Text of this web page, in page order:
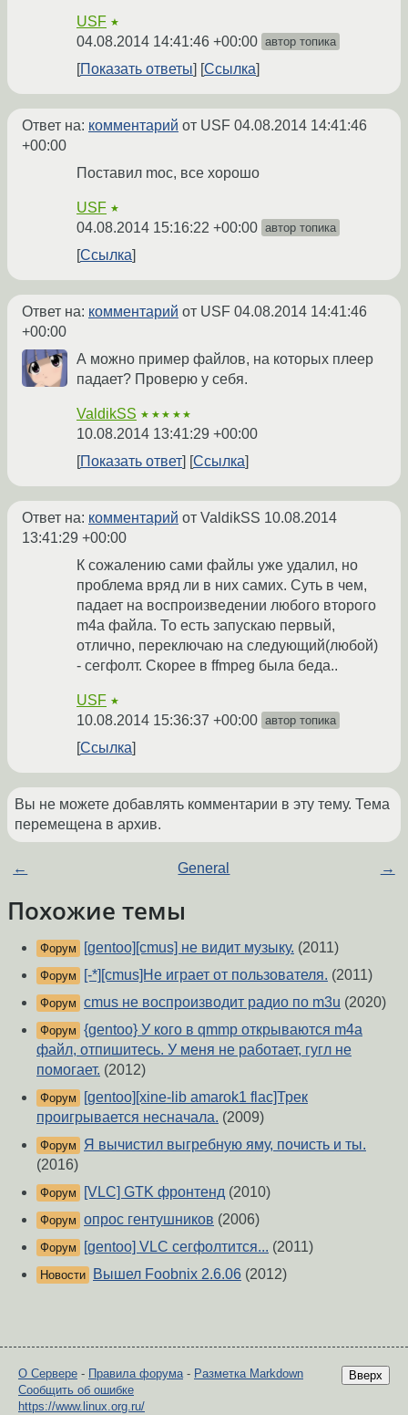
USF ★
04.08.2014 14:41:46 +00:00 автор топика
Показать ответы Ссылка
Ответ на: комментарий от USF 04.08.2014 14:41:46
+00:00
Поставил moc, все хорошо
USF ★
04.08.2014 15:16:22 +00:00 автор топика
Ссылка
Ответ на: комментарий от USF 04.08.2014 14:41:46
+00:00
А можно пример файлов, на которых плеер
падает? Проверю у себя.
ValdikSS ★★★★★
10.08.2014 13:41:29 +00:00
Показать ответ
Ссылка
Ответ на: комментарий от ValdikSS 10.08.2014
13:41:29 +00:00
К сожалению сами файлы уже удалил, но
проблема вряд ли в них самих. Суть в чем,
падает на воспроизведении любого второго
m4a файла. То есть запускаю первый,
отлично, переключаю на следующий(любой)
- сегфолт. Скорее в ffmpeg была беда..
USF ★
10.08.2014 15:36:37 +00:00 автор топика
Ссылка
Вы не можете добавлять комментарии в эту тему. Тема
перемещена в архив.
← General →
Похожие темы
Форум [gentoo][cmus] не видит музыку. (2011)
Форум [-*][cmus]Не играет от пользователя. (2011)
Форум cmus не воспроизводит радио по m3u (2020)
Форум {gentoo} У кого в qmmp открываются m4a
файл, отпишитесь. У меня не работает, гугл не
помогает. (2012)
Форум
[gentoo][xine-lib amarok1 flac]Трек
проигрывается несначала. (2009)
Форум
Я вычистил выгребную яму, почисть и ты.
(2016)
Форум [VLC] GTK фронтенд (2010)
Форум опрос гентушников (2006)
Форум [gentoo] VLC сегфолтится... (2011)
Новости Вышел Foobnix 2.6.06 (2012)
Вверх
О Сервере - Правила форума- Разметка Markdown
Сообщить об ошибке
https://www.linux.org.ru/